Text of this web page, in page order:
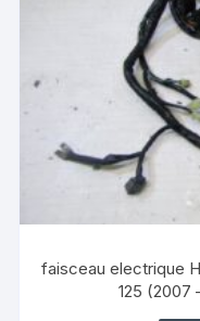
faisceau electrique
125 (2007